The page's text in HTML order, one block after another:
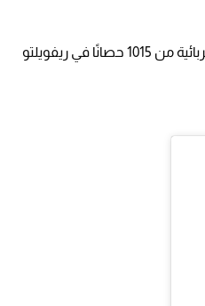
رفعت مانسوري الطاقة الكلية الناتجة عن تضافر المحرك الحراري والمحركات الكهربائية من 1015 حصانًا في ريفويلتو